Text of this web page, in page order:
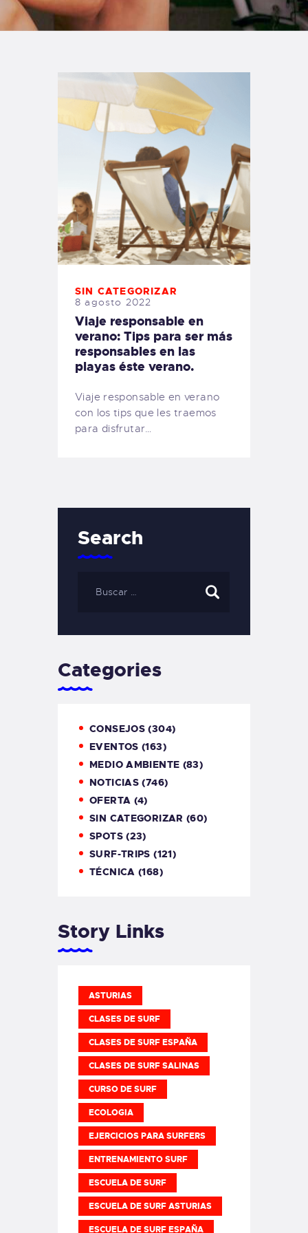
TIENDA FAMILY SURFERS
WEBCAM SALINAS
SIN CATEGORIZAR
8 agosto 2022
Viaje responsable en
verano: Tips para ser más
responsables en las
playas éste verano.
Viaje responsable en verano
con los tips que les traemos
para disfrutar…
Search
Categories
CONSEJOS (304)
EVENTOS (163)
MEDIO AMBIENTE (83)
NOTICIAS (746)
OFERTA (4)
SIN CATEGORIZAR (60)
SPOTS(23)
SURF-TRIPS (121)
TÉCNICA (168)
Story Links
ASTURIAS
CLASES DE SURF
CLASES DE SURF ESPAÑA
CLASES DE SURF SALINAS
CURSO DE SURF
ECOLOGIA
EJERCICIOS PARA SURFERS
ENTRENAMIENTO SURF
ESCUELA DE SURF
ESCUELA DE SURF ASTURIAS
ESCUELA DE SURF ESPAÑA